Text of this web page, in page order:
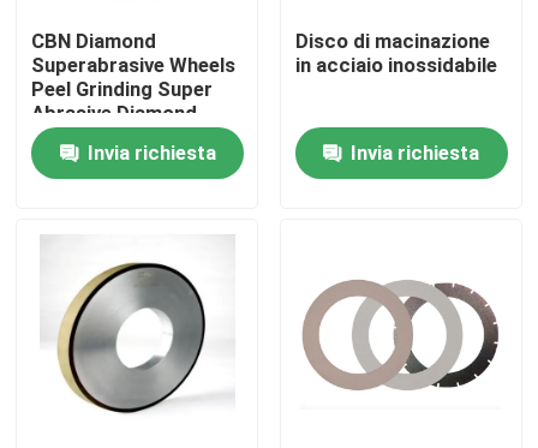
Casa.
Prodotti
Video
Visita alla fabbrica
Controllo della qualità
CBN Diamond
Superabrasive Wheels
Peel Grinding Super
Abrasive Diamond
Wheels
Invia richiesta
Disco di macinazione
in acciaio inossidabile
Invia richiesta